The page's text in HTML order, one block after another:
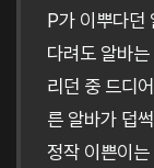
P가 이뿌다던
다려도 알바
리던 중 드디
른 알바가 덥
정작 이쁜이